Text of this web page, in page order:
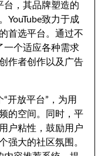
台，其品牌塑造的
YouTube致力于成
首选平台。通过不
一个适应各种需求
作者创作以及广告
开放平台”，为用
的空间。同时，平
户粘性，鼓励用户
强大的社区氛围。